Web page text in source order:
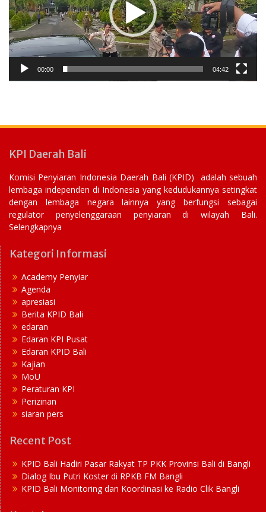
00:00 04:42
KPI Daerah Bali
Komisi Penyiaran Indonesia Daerah Bali (KPID) adalah sebuah
lembaga independen di Indonesia yang kedudukannya setingkat
dengan lembaga negara lainnya yang berfungsi sebagai
regulator penyelenggaraan penyiaran di wilayah Bali.
Selengkapnya
Kategori Informasi
Academy Penyiar
Agenda
apresiasi
Berita KPID Bali
edaran
Edaran KPI Pusat
Edaran KPID Bali
Kajian
MoU
Peraturan KPI
Perizinan
siaran pers
Recent Post
KPID Bali Hadiri Pasar Rakyat TP PKK Provinsi Bali di Bangli
Dialog Ibu Putri Koster di RPKB FM Bangli
KPID Bali Monitoring dan Koordinasi ke Radio Clik Bangli